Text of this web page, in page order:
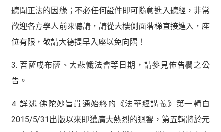
聽聞正法的因緣；不必任何證件即可隨意進入聽經，非常
歡迎各方學人前來聽講，請從大樓側面階梯直接進入，座
位有限，敬請大德提早入座以免向隅！
3. 菩薩戒布薩、大悲懺法會等日期，請參見佈告欄之公
告。
4. 詳述 佛陀妙旨貫通始終的《法華經講義》第一輯自
2015/5/31出版以來即獲廣大熱烈的迴響，第五輯將於元